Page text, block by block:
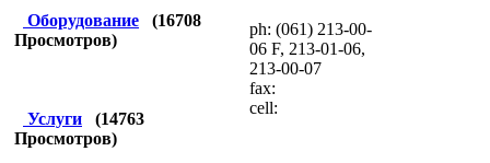
Оборудование (16708
Просмотров)
Услуги (14763
Просмотров)
ph: (061) 213-00-
06 F, 213-01-06,
213-00-07
fax:
cell: